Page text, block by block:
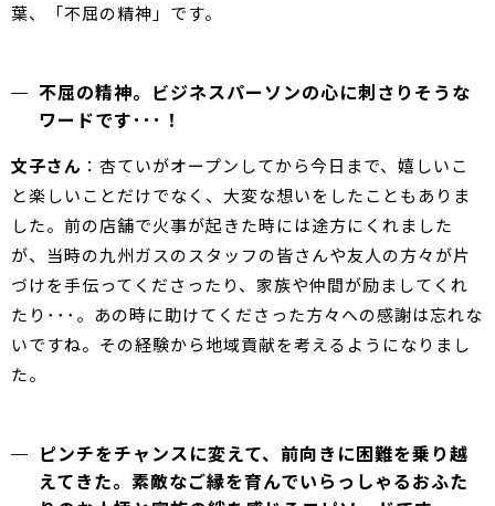
葉、「不屈の精神」です。
不屈の精神。ビジネスパーソンの心に刺さりそうな
ワードです･･･！
文子さん ：杏ていがオープンしてから今日まで、嬉しいこ
と楽しいことだけでなく、大変な想いをしたこともありま
した。前の店舗で火事が起きた時には途方にくれました
が、当時の九州ガスのスタッフの皆さんや友人の方々が片
づけを手伝ってくださったり、家族や仲間が励ましてくれ
たり･･･。あの時に助けてくださった方々への感謝は忘れな
いですね。その経験から地域貢献を考えるようになりまし
た。
ピンチをチャンスに変えて、前向きに困難を乗り越
えてきた。素敵なご縁を育んでいらっしゃるおふた